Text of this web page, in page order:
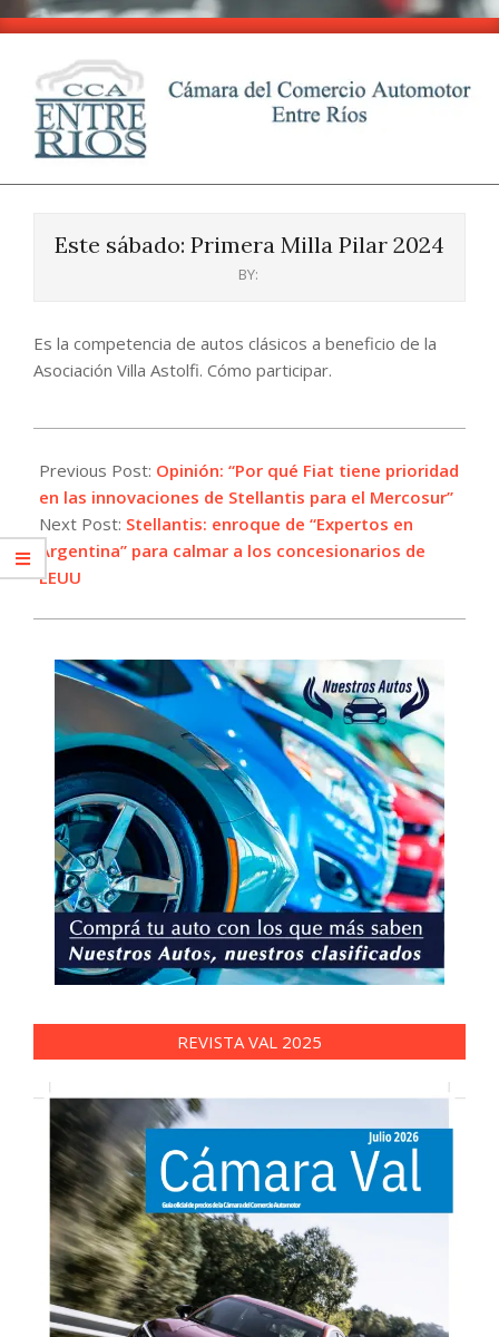
Skip
content
CCA
Entre
Este sábado: Primera Milla Pilar 2024
BY:
Es la competencia de autos clásicos a beneficio de la
Asociación Villa Astolfi. Cómo participar.
10-
22
Previous Post: Opinión: “Por qué Fiat tiene prioridad
en las innovaciones de Stellantis para el Mercosur”
Next Post: Stellantis: enroque de “Expertos en
Argentina” para calmar a los concesionarios de
EEUU
REVISTA VAL 2025